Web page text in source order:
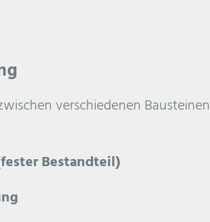
verschiedenen Bausteinen
Bestandteil)